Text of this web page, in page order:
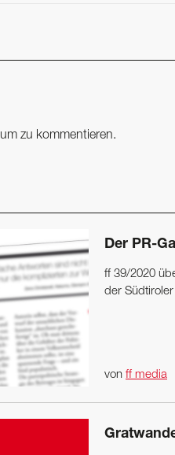
um zu kommentieren.
Der PR-
ff 39/2020
der
von ff media